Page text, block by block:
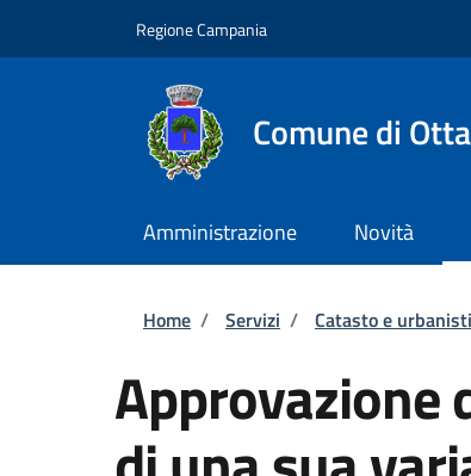
Regione Campania
Comune di
Amministrazione Novità
Briciole di pane
Home / Servizi / Catasto e
Approvazione